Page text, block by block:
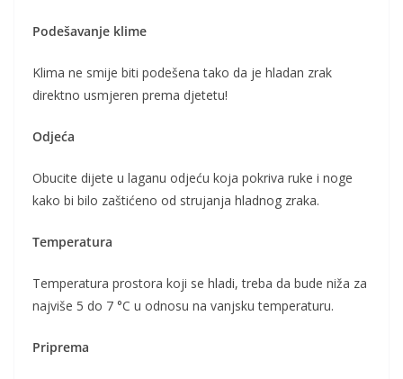
Podešavanje klime
Klima ne smije biti podešena tako da je hladan zrak
direktno usmjeren prema djetetu!
Odjeća
Obucite dijete u laganu odjeću koja pokriva ruke i noge
kako bi bilo zaštićeno od strujanja hladnog zraka.
Temperatura
Temperatura prostora koji se hladi, treba da bude niža za
najviše 5 do 7 °C u odnosu na vanjsku temperaturu.
Priprema